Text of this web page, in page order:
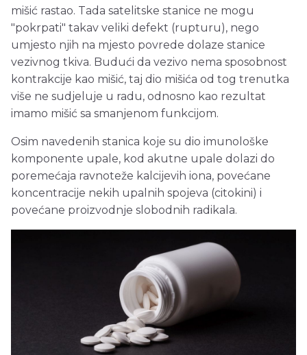
mišić rastao. Tada satelitske stanice ne mogu
"pokrpati" takav veliki defekt (rupturu), nego
umjesto njih na mjesto povrede dolaze stanice
vezivnog tkiva. Budući da vezivo nema sposobnost
kontrakcije kao mišić, taj dio mišića od tog trenutka
više ne sudjeluje u radu, odnosno kao rezultat
imamo mišić sa smanjenom funkcijom.
Osim navedenih stanica koje su dio imunološke
komponente upale, kod akutne upale dolazi do
poremećaja ravnoteže kalcijevih iona, povećane
koncentracije nekih upalnih spojeva (citokini) i
povećane proizvodnje slobodnih radikala.